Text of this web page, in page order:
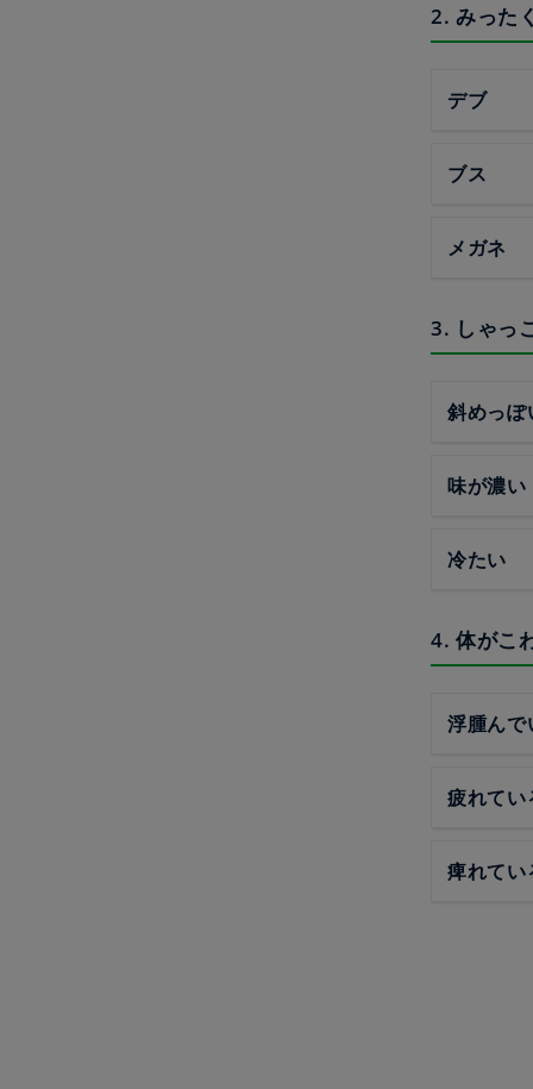
2. みった
デブ
ブス
メガネ
3. しゃっ
斜めっぽ
味が濃い
冷たい
4. 体がこ
浮腫んで
疲れてい
痺れてい